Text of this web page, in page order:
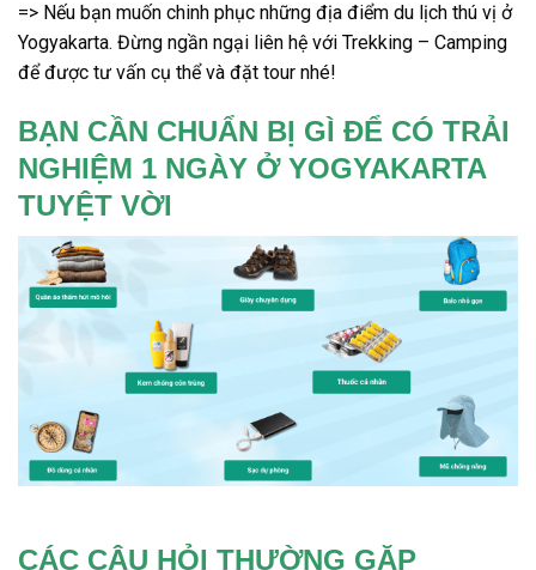
=> Nếu bạn muốn chinh phục những địa điểm du lịch thú vị ở
Yogyakarta. Đừng ngần ngại liên hệ với Trekking – Camping
để được tư vấn cụ thể và đặt tour nhé!
BẠN CẦN CHUẨN BỊ GÌ ĐỂ CÓ TRẢI
NGHIỆM 1 NGÀY Ở YOGYAKARTA
TUYỆT VỜI
CÁC CÂU HỎI THƯỜNG GẶP